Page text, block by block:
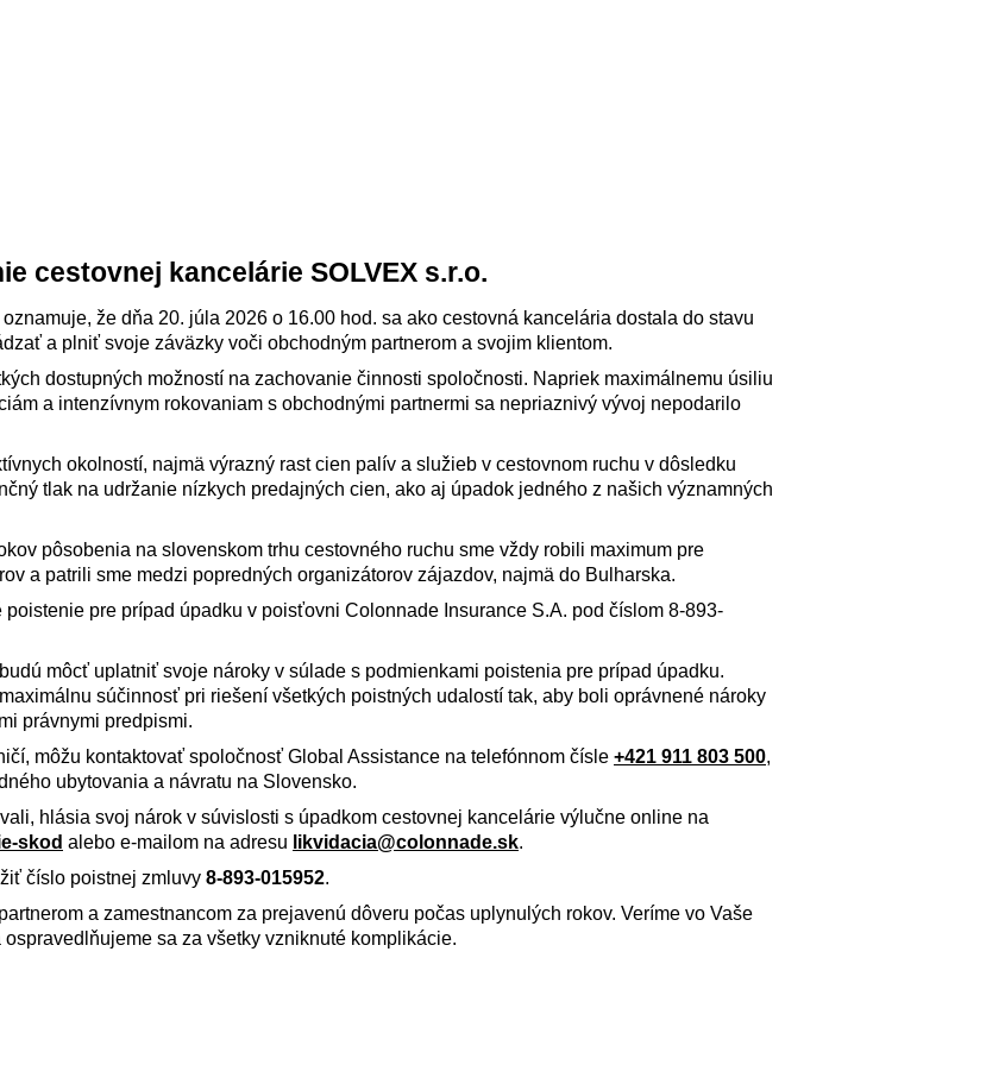
cestovnej kancelárie SOLVEX s.r.o.
že dňa 20. júla 2026 o 16.00 hod. sa ako cestovná kancelária dostala do stavu
a plniť svoje záväzky voči obchodným partnerom a svojim klientom.
dostupných možností na zachovanie činnosti spoločnosti. Napriek maximálnemu úsiliu
a intenzívnym rokovaniam s obchodnými partnermi sa nepriaznivý vývoj nepodarilo
okolností, najmä výrazný rast cien palív a služieb v cestovnom ruchu v dôsledku
tlak na udržanie nízkych predajných cien, ako aj úpadok jedného z našich významných
pôsobenia na slovenskom trhu cestovného ruchu sme vždy robili maximum pre
a patrili sme medzi popredných organizátorov zájazdov, najmä do Bulharska.
pre prípad úpadku v poisťovni Colonnade Insurance S.A. pod číslom 8-893-
môcť uplatniť svoje nároky v súlade s podmienkami poistenia pre prípad úpadku.
súčinnosť pri riešení všetkých poistných udalostí tak, aby boli oprávnené nároky
právnymi predpismi.
môžu kontaktovať spoločnosť Global Assistance na telefónnom čísle +421 911 803 500,
ubytovania a návratu na Slovensko.
hlásia svoj nárok v súvislosti s úpadkom cestovnej kancelárie výlučne online na
skod alebo e-mailom na adresu likvidacia@colonnade.sk.
číslo poistnej zmluvy 8-893-015952.
a zamestnancom za prejavenú dôveru počas uplynulých rokov. Veríme vo Vaše
sa za všetky vzniknuté komplikácie.